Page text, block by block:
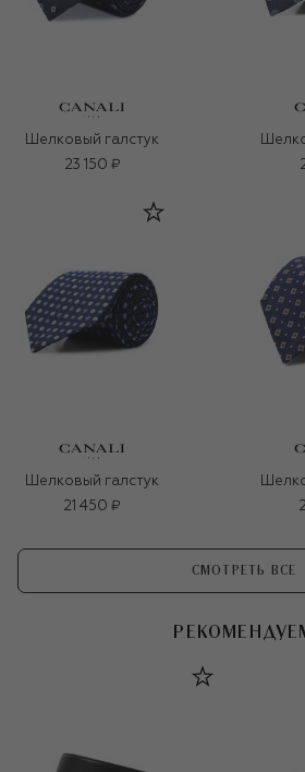
Шелковый галстук
23 150 ₽
Шелковый галстук
21 450 ₽
СМОТРЕТЬ ВСЕ